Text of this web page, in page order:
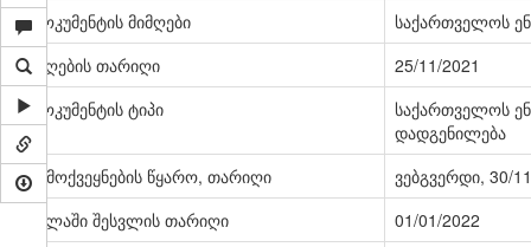
დოკუმენტის მიმღები
საქართველოს
მიღების თარიღი
25/11/2021
დოკუმენტის ტიპი
საქართველოს
დადგენილება
გამოქვეყნების წყარო, თარიღი
ვებგვერდი, 30/
ძალაში შესვლის თარიღი
01/01/2022